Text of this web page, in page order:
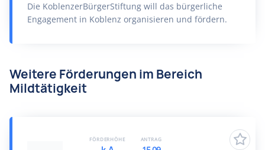
Die KoblenzerBürgerStiftung will das bürgerliche
Engagement in Koblenz organisieren und fördern.
Weitere Förderungen im Bereich
Mildtätigkeit
FÖRDERHÖHE ANTRAG